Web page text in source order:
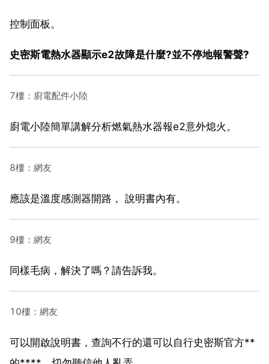
控制面板。
史密斯電熱水器顯示e2故障是什麼?並不停地報警聲?
7樓：廚電配件小陸
廚電小陸簡單講解分析燃氣熱水器報e2意外熄火。
8樓：網友
應該是溫度感測器開路， 說明書內有。
9樓：網友
同樣毛病，解決了嗎？請告訴我。
10樓：網友
可以開啟說明書，查詢不行的還可以自行史密斯官方**